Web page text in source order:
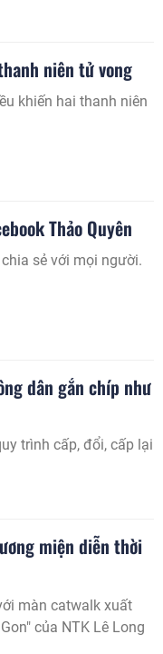
niên tử vong
khiến hai thanh niên
Thảo Quyên
sẻ với mọi người.
dân gắn chíp như
trình cấp, đổi, cấp lại
miện diễn thời
màn catwalk xuất
của NTK Lê Long